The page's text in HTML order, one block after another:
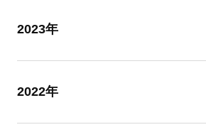
2023年
2022年